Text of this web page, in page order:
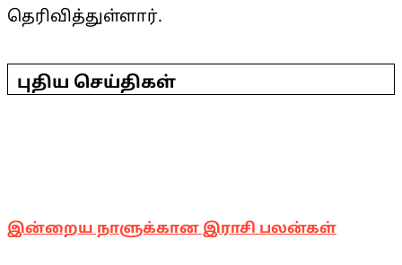
தெரிவித்துள்ளார்.
05-
28புதிய செய்திகள்
இன்றைய நாளுக்கான இராசி பலன்கள்